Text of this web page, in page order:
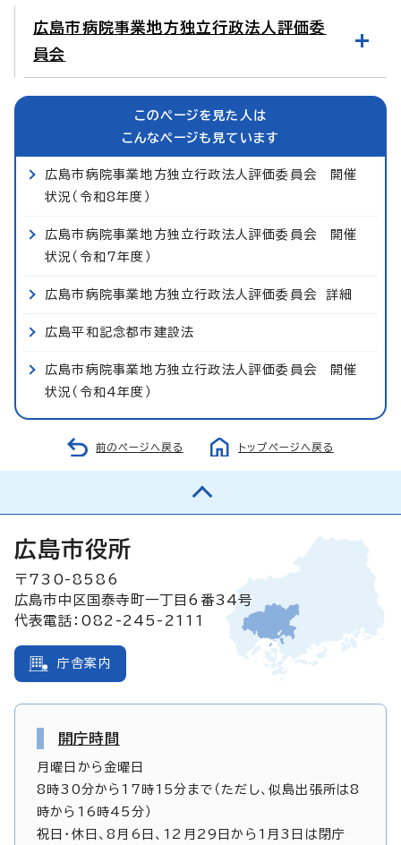
広島市病院事業地方独立行政法人評価委
員会
このページを見た人は
こんなページも見ています
広島市病院事業地方独立行政法人評価委員会 開催
状況（令和8年度）
広島市病院事業地方独立行政法人評価委員会 開催
状況（令和7年度）
広島市病院事業地方独立行政法人評価委員会 詳細
広島平和記念都市建設法
広島市病院事業地方独立行政法人評価委員会 開催
状況（令和4年度）
前のページへ戻る トップページへ戻る
広島市役所
〒730-8586
広島市中区国泰寺町一丁目6番34号
代表電話：082-245-2111
庁舎案内
開庁時間
月曜日から金曜日
8時30分から17時15分まで（ただし、似島出張所は8
時から16時45分）
祝日・休日、8月6日、12月29日から1月3日は閉庁